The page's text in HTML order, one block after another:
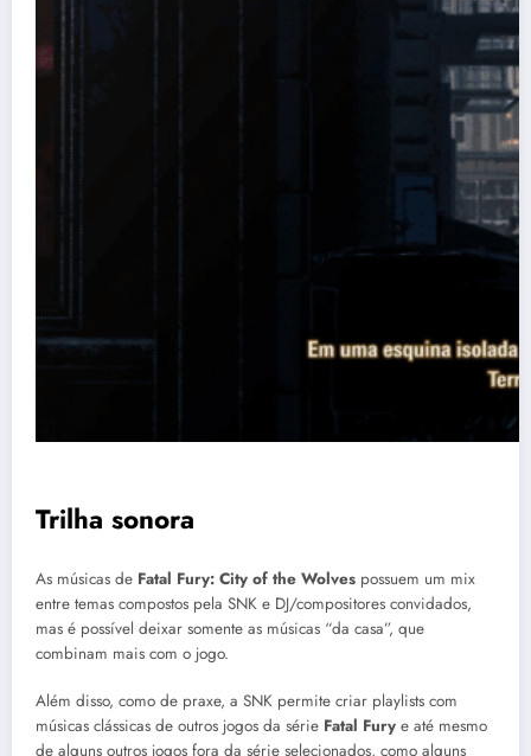
Trilha sonora
As músicas de Fatal Fury: City of the Wolves possuem um mix
entre temas compostos pela SNK e DJ/compositores convidados,
mas é possível deixar somente as músicas “da casa”, que
combinam mais com o jogo.
Além disso, como de praxe, a SNK permite criar playlists com
músicas clássicas de outros jogos da série Fatal Fury e até mesmo
de alguns outros jogos fora da série selecionados, como alguns